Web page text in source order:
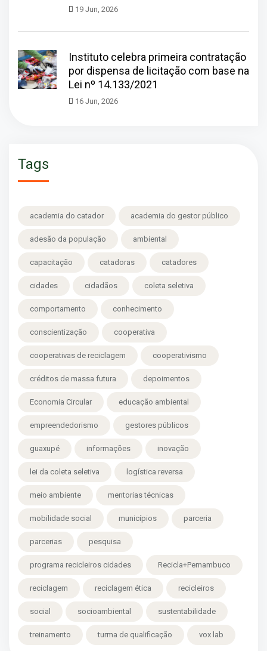
19 Jun, 2026
Instituto celebra primeira contratação
por dispensa de licitação com base na
Lei nº 14.133/2021
16 Jun, 2026
Tags
academia do catador academia do gestor público
adesão da população ambiental
capacitação catadoras catadores
cidades cidadãos coleta seletiva
comportamento conhecimento
conscientização cooperativa
cooperativas de reciclagem cooperativismo
créditos de massa futura depoimentos
Economia Circular educação ambiental
empreendedorismo gestores públicos
guaxupé informações inovação
lei da coleta seletiva logística reversa
meio ambiente mentorias técnicas
mobilidade social municípios parceria
parcerias pesquisa
programa recicleiros cidades Recicla+Pernambuco
reciclagem reciclagem ética recicleiros
social socioambiental sustentabilidade
treinamento turma de qualificação vox lab